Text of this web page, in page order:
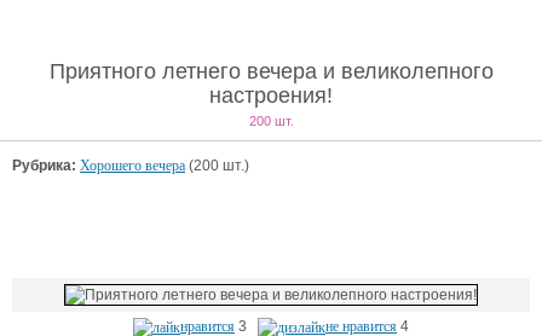
Приятного летнего вечера и великолепного
настроения!
200 шт.
Рубрика: Хорошего вечера (200 шт.)
нравится 3 не нравится 4